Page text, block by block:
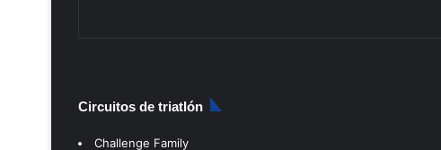
Circuitos de triatlón
Challenge Family